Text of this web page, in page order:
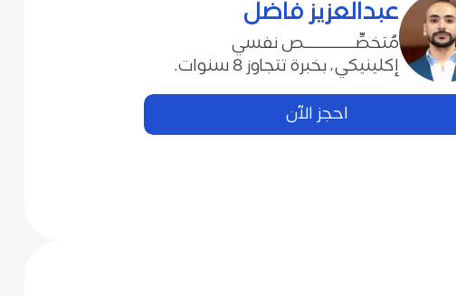
عبدالعزيز‭ ‬فاضل
‬إكلينيكي،‭ ‬بخبرة‭ ‬تتجاوز‭ ‬8‭ ‬سنوات‭.‬
احجز الآن